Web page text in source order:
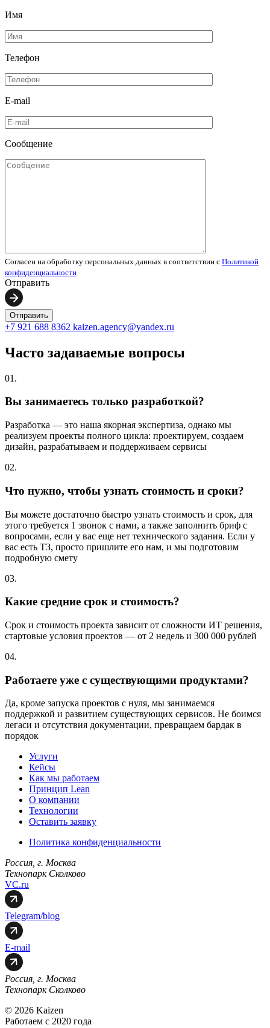
Имя
Телефон
E-mail
Сообщение
Согласен на обработку персональных данных в соответствии с Политикой
конфиденциальности
Отправить
+7 921 688 8362 kaizen.agency@yandex.ru
Часто задаваемые вопросы
01.
Вы занимаетесь только разработкой?
Разработка — это наша якорная экспертиза, однако мы
реализуем проекты полного цикла: проектируем, создаем
дизайн, разрабатываем и поддерживаем сервисы
02.
Что нужно, чтобы узнать стоимость и сроки?
Вы можете достаточно быстро узнать стоимость и срок, для
этого требуется 1 звонок с нами, а также заполнить бриф с
вопросами, если у вас еще нет технического задания. Если у
вас есть ТЗ, просто пришлите его нам, и мы подготовим
подробную смету
03.
Какие средние срок и стоимость?
Срок и стоимость проекта зависит от сложности ИТ решения,
стартовые условия проектов — от 2 недель и 300 000 рублей
04.
Работаете уже с существующими продуктами?
Да, кроме запуска проектов с нуля, мы занимаемся
поддержкой и развитием существующих сервисов. Не боимся
легаси и отсутствия документации, превращаем бардак в
порядок
Услуги
Кейсы
Как мы работаем
Принцип Lean
О компании
Технологии
Оставить заявку
Политика конфиденциальности
Россия, г. Москва
Технопарк Сколково
VC.ru
Telegram/blog
E-mail
Россия, г. Москва
Технопарк Сколково
© 2026 Kaizen
Работаем с 2020 года